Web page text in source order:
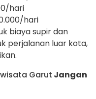
hari
hari
biaya supir dan
perjalanan luar kota,
Garut Jangan